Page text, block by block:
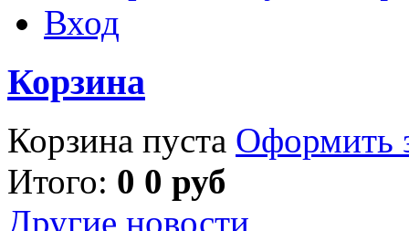
Вход
Корзина
Корзина пуста Оформить
Итого: 0 0 руб
Другие новости